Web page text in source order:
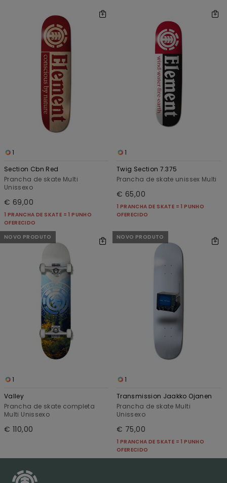
1
Section Cbn Red
Prancha de skate Multi
Unissexo
€ 69,00
1 PRANCHA DE SKATE = 1 PUNHO
OFERECIDO
1
Twig Section 7.375
Prancha de skate unissex Multi
€ 65,00
1 PRANCHA DE SKATE = 1 PUNHO
OFERECIDO
NOVO PRODUTO
1
Valley
Prancha de skate completa
Multi Unissexo
€ 110,00
NOVO PRODUTO
1
Transmission Jaakko Ojanen
Prancha de skate Multi
Unissexo
€ 75,00
1 PRANCHA DE SKATE = 1 PUNHO
OFERECIDO